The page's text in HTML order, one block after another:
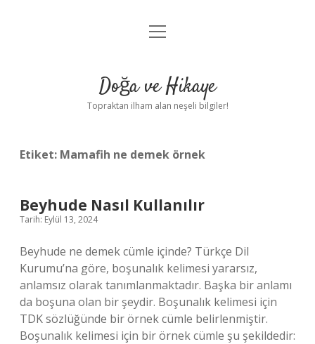
Anasayfa
Yasal Uyarı
menüyü
Doğa ve Hikaye
Topraktan ilham alan neşeli bilgiler!
Etiket: Mamafih ne demek örnek
Beyhude Nasıl Kullanılır
Tarih: Eylül 13, 2024
Beyhude ne demek cümle içinde? Türkçe Dil
Kurumu’na göre, boşunalık kelimesi yararsız,
anlamsız olarak tanımlanmaktadır. Başka bir anlamı
da boşuna olan bir şeydir. Boşunalık kelimesi için
TDK sözlüğünde bir örnek cümle belirlenmiştir.
Boşunalık kelimesi için bir örnek cümle şu şekildedir: